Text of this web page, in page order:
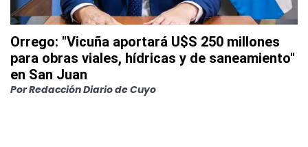
Orrego: "Vicuña aportará U$S 250 millones
para obras viales, hídricas y de saneamiento"
en San Juan
PorRedacción Diario de Cuyo